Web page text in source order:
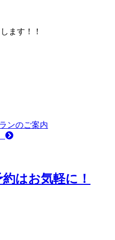
ます！！
ンのご案内
はお気軽に！